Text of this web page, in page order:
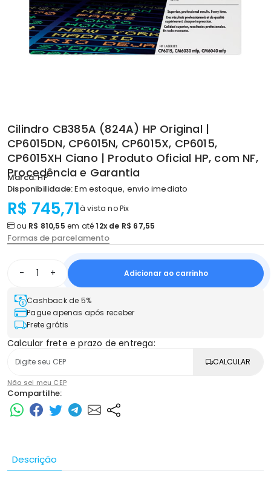
Cilindro CB385A (824A) HP Original |
CP6015DN, CP6015N, CP6015X, CP6015,
CP6015XH Ciano | Produto Oficial HP, com NF,
Procedência e Garantia
Marca:HP
Disponibilidade:Em estoque, envio imediato
R$ 745,71à vista no Pix
ou R$ 810,55 em até12x de R$ 67,55
Formas de parcelamento
- + Adicionar ao carrinho
Cashback de 5%
Pague apenas após receber
Frete grátis
Calcular frete e prazo de entrega:
CALCULAR
Não sei meu CEP
Compartilhe:
Descrição